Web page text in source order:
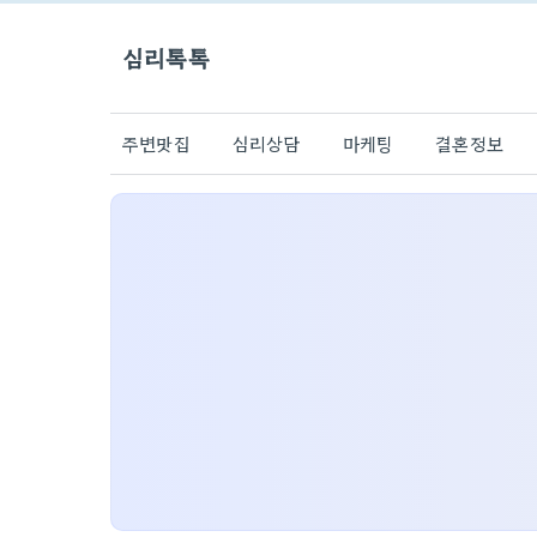
심리톡톡
주변맛집 심리상담 마케팅 결혼정보